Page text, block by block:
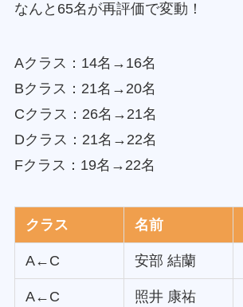
なんと65名が再評価で変動！
Aクラス：14名→16名
Bクラス：21名→20名
Cクラス：26名→21名
Dクラス：21名→22名
Fクラス：19名→22名
クラス 名前
A←C 安部 結蘭
A←C 照井 康祐